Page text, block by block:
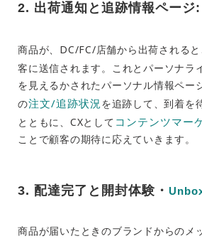
2. 出荷通知と追跡情報ページ:
商品が、DC/FC/店舗から出荷されると
客に送信されます。これとパーソナラ
を見えるかされたパーソナル情報ペー
の注文/追跡状況を追跡して、到着を
とともに、CXとして コンテンツマー
ことで顧客の期待に応えていきます。
3. 配達完了と開封体験・
商品が届いたときのブランドからのメ